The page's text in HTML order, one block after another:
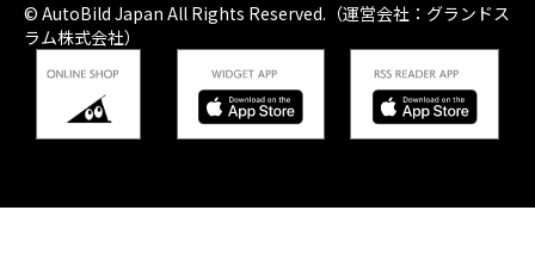
© AutoBild Japan All Rights Reserved.（運営会社：グランドス
ラム株式会社）